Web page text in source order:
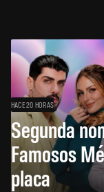
HACE 20 HORAS
Segunda
Famosos
placa